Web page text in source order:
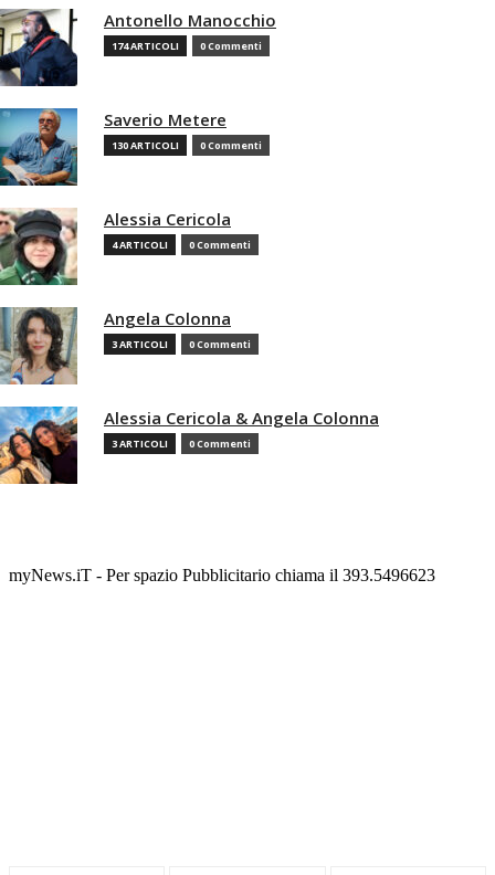
Antonello Manocchio
174 ARTICOLI 0 Commenti
Saverio Metere
130 ARTICOLI 0 Commenti
Alessia Cericola
4 ARTICOLI 0 Commenti
Angela Colonna
3 ARTICOLI 0 Commenti
Alessia Cericola & Angela Colonna
3 ARTICOLI 0 Commenti
myNews.iT - Per spazio Pubblicitario chiama il 393.5496623